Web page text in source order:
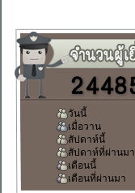
วันนี้
เมื่อวาน
สัปดาห์นี้
สัปดาห์ที่ผ่านมา
เดือนนี้
เดือนที่ผ่านมา